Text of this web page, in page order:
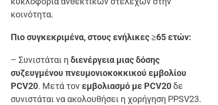
κοινότητα.
Πιο συγκεκριμένα, στους ενήλικες ≥65 ετών:
– Συνιστάται ηδιενέργεια μιας δόσης
συζευγμένου πνευμονιοκοκκικού εμβολίου
PCV20. Μετά τον εμβολιασμό με PCV20 δε
συνιστάται να ακολουθήσει η χορήγηση PPSV23.